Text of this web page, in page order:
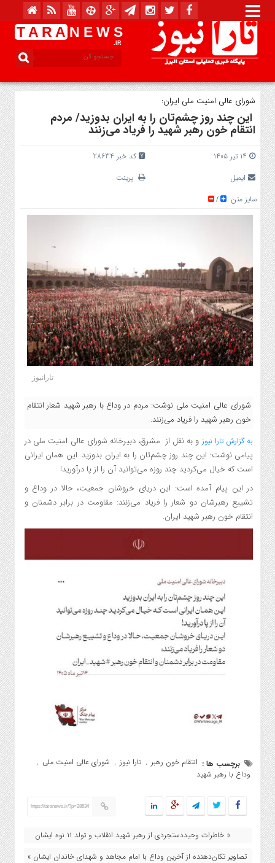
T A R A N E W S
.IR
شورای عالی امنیت ملی ایران:
این چند روز چشم‌تان را به ایران بدوزید/ مردم
انتقام خون رهبر شهید را فریاد می‌زنند
۱۴ تیر ۱۴۰۵
کد خبر 28634
ایمیل
پرینت
سایز متن
/
تارانیوز
شورای عالی امنیت ملی نوشت: مردم در وداع با رهبر شهید شعار انتقام
خون رهبر شهید را فریاد می‌زنند.
به گزارش تارا نیوز و به نقل از مشرق، دبیرخانه شورای عالی امنیت ملی در
پیامی نوشت: این چند روز چشم‌تان را به ایران بدوزید. این همان ایرانی
است که خیال می‌کردید چند روزه می‌توانید آن‌ را از پا درآورید!
در این پیام آمده است: این دریای خروشان جمعیت، حالا در وداع و
تشییع رهبرشان دو شعار را فریاد می‌زنند: مقاومت در برابر دشمنان و
انتقام خون رهبر شهید ایران.
برچسب ها : انتقام خون رهبر , تارا نیوز , شورای عالی امنیت ملی ,
وداع با رهبر شهید
https://taranews.ir/?p=28634
« خاطرات وحیددستجردی از رهبر شهید انقلاب و تولد ۱۱ نوه ایشان
تصاویر تکان‌دهنده از آخرین وداع با امام مجاهد و شهدای خاندان ایشان »